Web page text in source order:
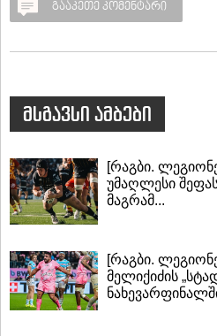
გააკეთე კომენტარი
მსგავსი ამბები
[რაგბი.
უმაღლესი
მაგრამ...
[რაგბი.
მელიქიძის